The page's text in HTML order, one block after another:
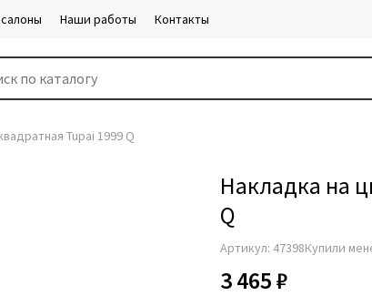
Наши работы Контакты
Tupai 1999 Q
Накладка на
Q
Артикул: 47398Купили
3 465 ₽